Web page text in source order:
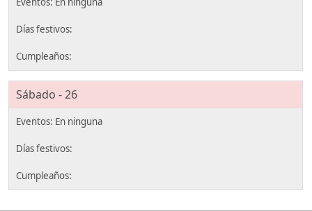
Sábado - 26